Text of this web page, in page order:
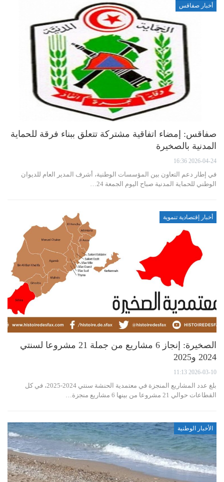
أخبار صفاقس
صفاقس: إمضاء اتفاقية مشتركة تتعلق ببناء فرقة للحماية
المدنية بالصخيرة
2026-04-24 16:36
في إطار دعم التعاون بين المؤسسات الوطنية، أشرف المدير العام للديوان
الوطني للحماية المدنية صباح اليوم الجمعة 24…
أخبار إقتصادية تنموية
الصخيرة: إنجاز 6 مشاريع من جملة 21 مشروعا لسنتي
2024 و2025
2026-03-10 11:13
بلغ عدد المشاريع المنجزة في معتمدية الحنشة سنتي 2024-2025، في كل
القطاعات حوالي 21 مشروعا من بينها 6 مشاريع منجزة…
الأخبار الوطنية